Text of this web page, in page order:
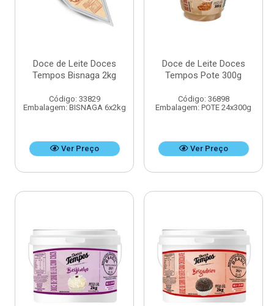
Doce de Leite Doces
Tempos Bisnaga 2kg
Código: 33829
Embalagem: BISNAGA 6x2kg
Ver Preço
Doce de Leite Doces
Tempos Pote 300g
Código: 36898
Embalagem: POTE 24x300g
Ver Preço